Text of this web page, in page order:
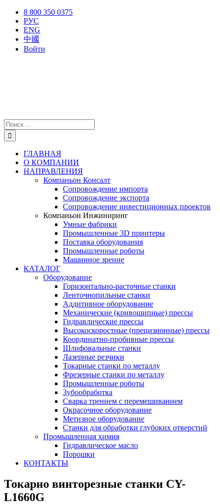
Skip
content
Facebook
YouTube
Instagram8 800 350 0375
РУС
ENG
中國
Войти
Результат
поиска:
ГЛАВНАЯ
О КОМПАНИИ
НАПРАВЛЕНИЯ
Компаньон Консалт
Сопровождение импорта
Сопровождение экспорта
Сопровождение инвестиционных проектов
Компаньон Инжиниринг
Умные фабрики
Промышленные 3D принтеры
Поставка оборудования
Промышленные роботы
Машинное зрение
КАТАЛОГ
Оборудование
Горизонтально-расточные станки
Ленточнопильные станки
Аддитивное оборудование
Механические (кривошипные) прессы
Гидравлические прессы
Высокоскоростные (прецизионные) прессы
Координатно-пробивные прессы
Шлифовальные станки
Лазерные резчики
Токарные станки по металлу
Фрезерные станки по металлу
Промышленные роботы
Зубообработка
Сварка трением с перемешиванием
Окрасочное оборудование
Метизное оборудование
Станки для обработки глубоких отверстий
Промышленная химия
Гидравлическое масло
Порошки
КОНТАКТЫ
Токарно винторезные станки CY-
L1660G